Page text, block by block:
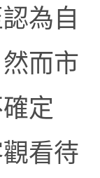
為自
而市
定
看待